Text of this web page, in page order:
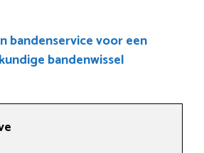
bandenservice voor een
bandenwissel